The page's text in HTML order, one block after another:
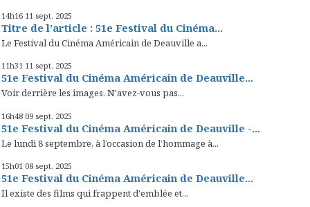
14h16 11 sept. 2025
Titre de l’article : 51e Festival du Cinéma...
Le Festival du Cinéma Américain de Deauville a...
11h31 11 sept. 2025
51e Festival du Cinéma Américain de Deauville...
Voir derrière les images. N'avez-vous pas...
16h48 09 sept. 2025
51e Festival du Cinéma Américain de Deauville -...
Le lundi 8 septembre, à l’occasion de l’hommage à...
15h01 08 sept. 2025
51e Festival du Cinéma Américain de Deauville...
Il existe des films qui frappent d'emblée et...